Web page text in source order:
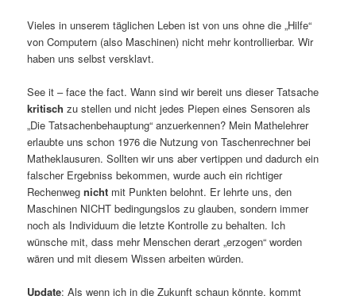
Vieles in unserem täglichen Leben ist von uns ohne die „Hilfe“
von Computern (also Maschinen) nicht mehr kontrollierbar. Wir
haben uns selbst versklavt.
See it – face the fact. Wann sind wir bereit uns dieser Tatsache
kritisch zu stellen und nicht jedes Piepen eines Sensoren als
„Die Tatsachenbehauptung“ anzuerkennen? Mein Mathelehrer
erlaubte uns schon 1976 die Nutzung von Taschenrechner bei
Matheklausuren. Sollten wir uns aber vertippen und dadurch ein
falscher Ergebniss bekommen, wurde auch ein richtiger
Rechenwegnicht mit Punkten belohnt. Er lehrte uns, den
Maschinen NICHT bedingungslos zu glauben, sondern immer
noch als Individuum die letzte Kontrolle zu behalten. Ich
wünsche mit, dass mehr Menschen derart „erzogen“ worden
wären und mit diesem Wissen arbeiten würden.
Update: Als wenn ich in die Zukunft schaun könnte, kommt